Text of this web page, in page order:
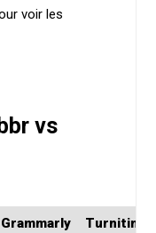
voir les
vs
Grammarly Turnitin